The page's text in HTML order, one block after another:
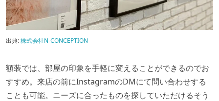
出典:株式会社N-CONCEPTION
額装では、部屋の印象を手軽に変えることができるのでお
すすめ。来店の前にInstagramのDMにて問い合わせする
ことも可能。ニーズに合ったものを探していただけるそう